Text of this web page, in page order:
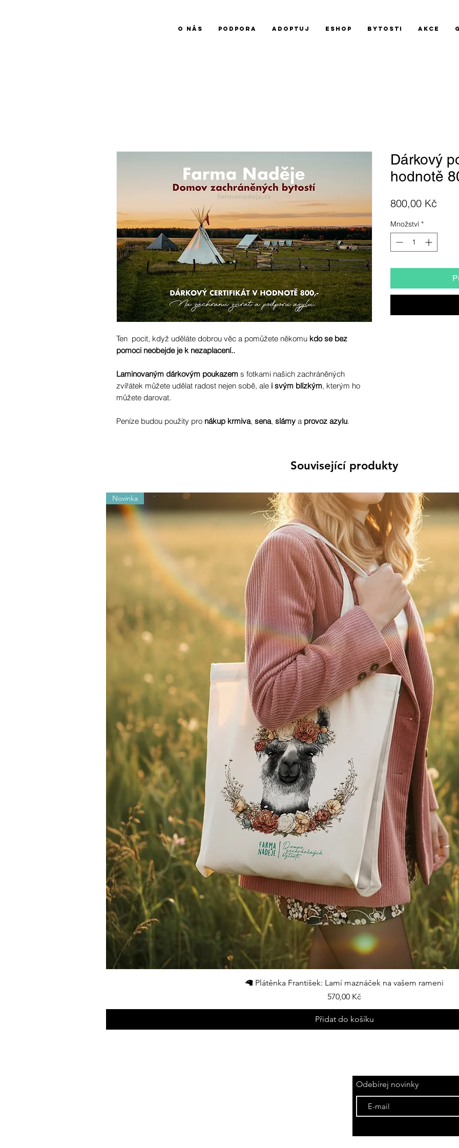
O NÁS PODPORA ADOPTUJ Eshop BYTOSTI AKCE
Ten pocit, když uděláte dobrou věc a pomůžete někomu kdo se bez
pomoci neobejde je k nezaplacení..
Laminovaným dárkovým poukazem s fotkami našich zachráněných
zvířátek můžete udělat radost nejen sobě, ale i svým blízkým, kterým ho
můžete darovat.
Peníze budou použity pro nákup krmiva, sena, slámy a provoz azylu.
Dárkový
hodnotě
800,00 Kč
Množství *
Související produkty
Rychlý náhled
Novinka
🦙 Plátěnka František: Lamí maznáček na vašem rameni
Cena
570,00 Kč
Přidat do košíku
Odebírej novinky